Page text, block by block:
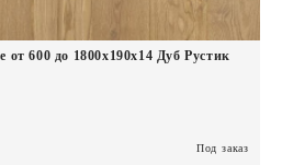
600 до 1800х190х14 Дуб Рустик
Под заказ